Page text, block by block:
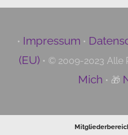
• Impressum •
(EU) • © 2009-2023 Alle
Mich • 🎁